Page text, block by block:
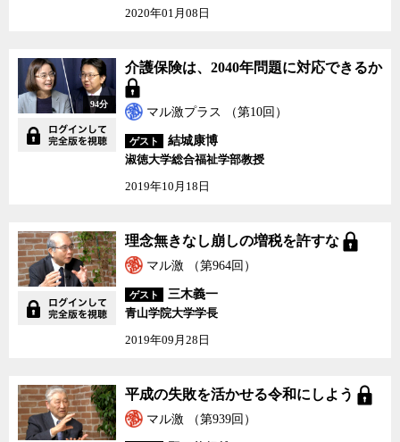
2020年01月08日
94分
介護保険は、2040年問題に対応できるか
マル激プラス （第10回）
ゲスト
結城康博
淑徳大学総合福祉学部教授
2019年10月18日
理念無きなし崩しの増税を許すな
マル激 （第964回）
ゲスト
三木義一
青山学院大学学長
2019年09月28日
平成の失敗を活かせる令和にしよう
マル激 （第939回）